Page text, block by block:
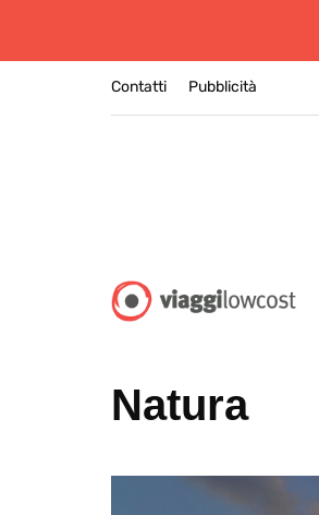
Contatti Pubblicità
Natura